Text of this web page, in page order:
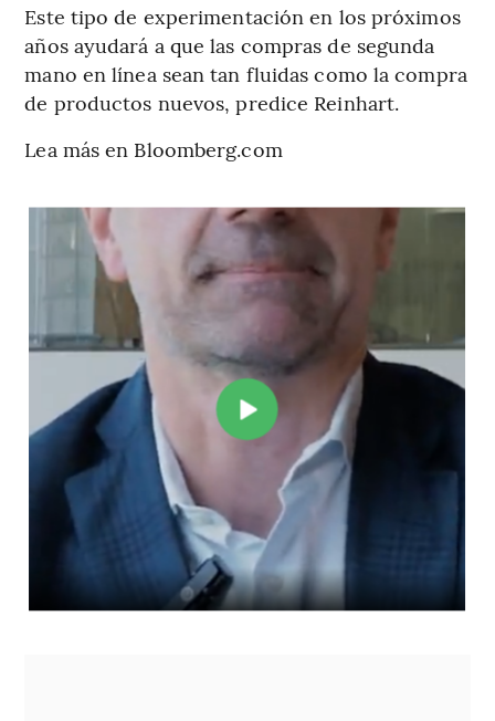
Este tipo de experimentación en los próximos
años ayudará a que las compras de segunda
mano en línea sean tan fluidas como la compra
de productos nuevos, predice Reinhart.
Lea más en Bloomberg.com